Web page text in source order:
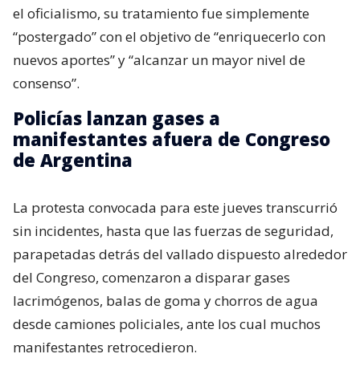
el oficialismo, su tratamiento fue simplemente
“postergado” con el objetivo de “enriquecerlo con
nuevos aportes” y “alcanzar un mayor nivel de
consenso”.
Policías lanzan gases a
manifestantes afuera de Congreso
de Argentina
La protesta convocada para este jueves transcurrió
sin incidentes, hasta que las fuerzas de seguridad,
parapetadas detrás del vallado dispuesto alrededor
del Congreso, comenzaron a disparar gases
lacrimógenos, balas de goma y chorros de agua
desde camiones policiales, ante los cual muchos
manifestantes retrocedieron.